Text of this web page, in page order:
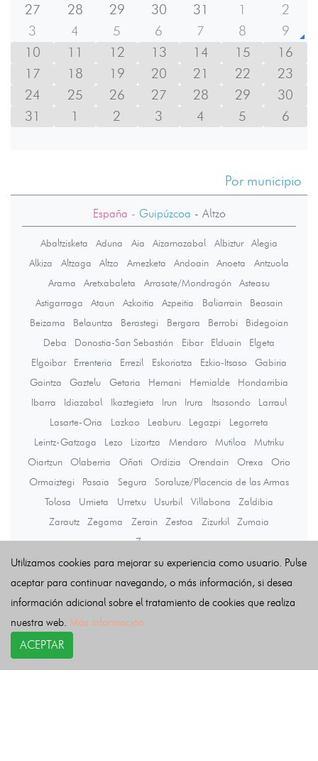
27
28 29 30 31 1
2
3
4 5 6 7 8
9
10
11 12 13 14 15
16
17
18 19 20 21 22
23
24
25 26 27 28 29
30
31
1 2 3 4 5 6
Por municipio
España - Guipúzcoa - Altzo
Abaltzisketa Aduna Aia Aizarnazabal Albiztur
Alegia
Alkiza
Altzaga Altzo Amezketa Andoain Anoeta
Antzuola
Arama
Aretxabaleta Arrasate/Mondragón
Asteasu
Astigarraga
Ataun Azkoitia Azpeitia Baliarrain
Beasain
Beizama
Belauntza Berastegi Bergara Berrobi
Bidegoian
Deba
Donostia-San Sebastián Eibar Elduain
Elgeta
Elgoibar
Errenteria Errezil Eskoriatza Ezkio-Itsaso
Gabiria
Gaintza
Gaztelu Getaria Hernani Hernialde
Hondarribia
Ibarra
Idiazabal Ikaztegieta Irun Irura Itsasondo
Larraul
Lasarte-Oria
Lazkao Leaburu Legazpi
Legorreta
Leintz-Gatzaga
Lezo Lizartza Mendaro Mutiloa
Mutriku
Oiartzun
Olaberria Oñati Ordizia Orendain Orexa
Orio
Ormaiztegi
Pasaia Segura
Soraluze/Placencia de las Armas
Tolosa
Urnieta Urretxu Usurbil Villabona
Zaldibia
Zarautz
Zegama Zerain Zestoa Zizurkil
Zumaia
Zumarraga
Últimas noticias
Utilizamos cookies para mejorar su experiencia como usuario. Pulse
aceptar para continuar navegando, o más información, si desea
información adicional sobre el tratamiento de cookies que realiza
nuestra web. Más información
ACEPTAR